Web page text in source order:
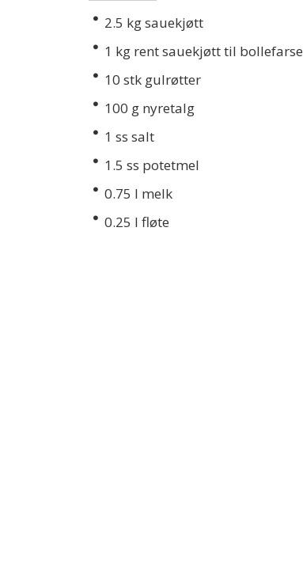
2.5 kg sauekjøtt
1 kg rent sauekjøtt til bollefarse
10 stk gulrøtter
100 g nyretalg
1 ss salt
1.5 ss potetmel
0.75 l melk
0.25 l fløte